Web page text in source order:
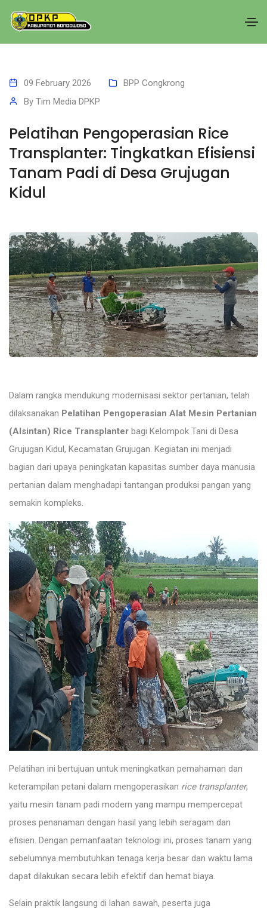
09 February 2026
BPP Congkrong
By Tim Media DPKP
Pelatihan Pengoperasian Rice
Transplanter: Tingkatkan Efisiensi
Tanam Padi di Desa Grujugan
Kidul
Dalam rangka mendukung modernisasi sektor pertanian, telah
dilaksanakan Pelatihan Pengoperasian Alat Mesin Pertanian
(Alsintan) Rice Transplanter bagi Kelompok Tani di Desa
Grujugan Kidul, Kecamatan Grujugan. Kegiatan ini menjadi
bagian dari upaya peningkatan kapasitas sumber daya manusia
pertanian dalam menghadapi tantangan produksi pangan yang
semakin kompleks.
Pelatihan ini bertujuan untuk meningkatkan pemahaman dan
keterampilan petani dalam mengoperasikan rice transplanter,
yaitu mesin tanam padi modern yang mampu mempercepat
proses penanaman dengan hasil yang lebih seragam dan
efisien. Dengan pemanfaatan teknologi ini, proses tanam yang
sebelumnya membutuhkan tenaga kerja besar dan waktu lama
dapat dilakukan secara lebih efektif dan hemat biaya.
Selain praktik langsung di lahan sawah, peserta juga